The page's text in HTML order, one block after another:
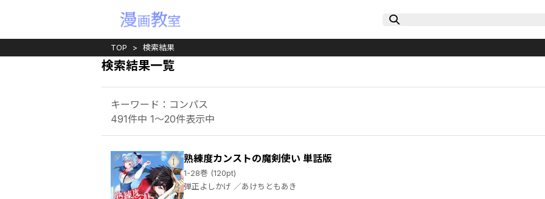
TOP 検索結果
検索結果一覧
キーワード：コンパス
491件中 1～20件表示中
熟練度カンストの魔剣使い 単話版
1-28巻 (120pt)
弾正よしかげ ／あけちともあき